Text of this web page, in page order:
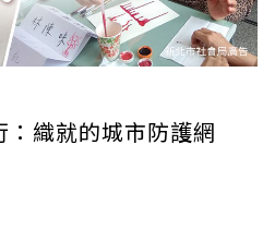
織就的城市防護網